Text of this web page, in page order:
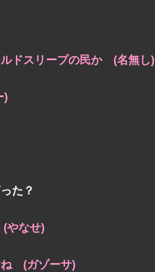
ルドスリープの民か (名無し)
)
た？
やなせ)
ね (ガゾーサ)